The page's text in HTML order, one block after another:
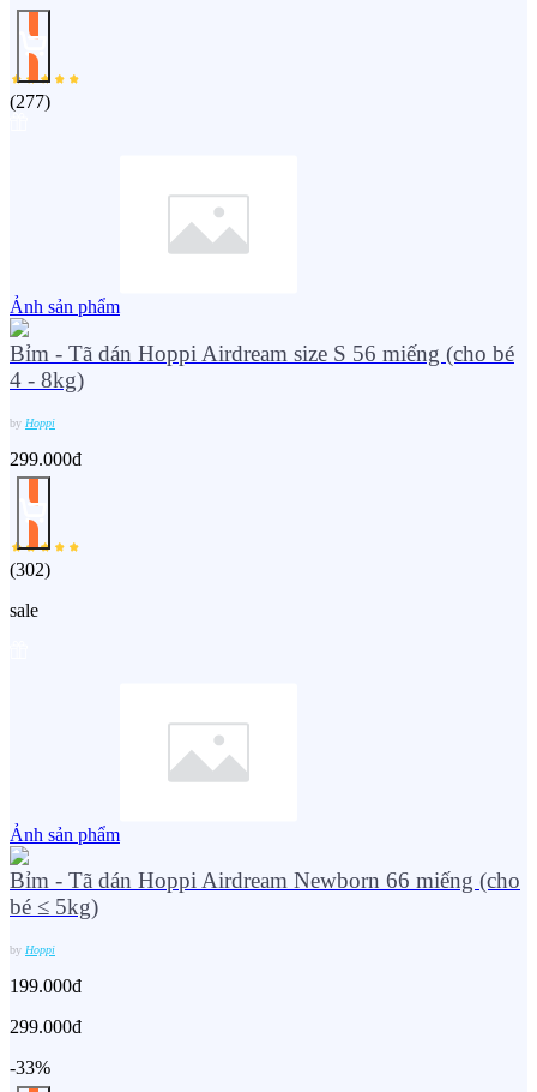
(277)
Ảnh sản phẩm
Bỉm - Tã dán Hoppi Airdream size S 56 miếng (cho bé
4 - 8kg)
by Hoppi
299.000đ
(302)
sale
Ảnh sản phẩm
Bỉm - Tã dán Hoppi Airdream Newborn 66 miếng (cho
bé ≤ 5kg)
by Hoppi
199.000đ
299.000đ
-33%